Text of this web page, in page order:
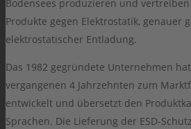
Bodensees produzieren und
Produkte gegen Elektrostatik, genauer
elektrostatischer Entladung.
Das 1982 gegründete Unternehmen
vergangenen 4 Jahrzehnten zum
entwickelt und übersetzt den
Sprachen. Die Lieferung der ESD-